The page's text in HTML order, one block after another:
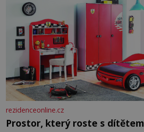
rezidenceonline.cz
Prostor, který roste s dítětem